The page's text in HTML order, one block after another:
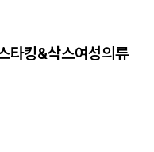
타킹&삭스여성의류